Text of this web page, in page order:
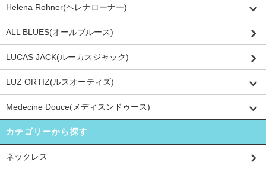
Helena Rohner(ヘレナローナー)
ALL BLUES(オールブルース)
LUCAS JACK(ルーカスジャック)
LUZ ORTIZ(ルスオーティズ)
Medecine Douce(メディスンドゥース)
カテゴリーから探す
ネックレス